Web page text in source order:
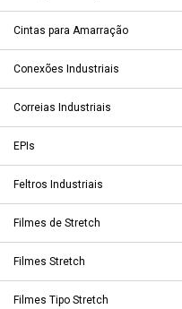
Cintas para Amarração
Conexões Industriais
Correias Industriais
EPIs
Feltros Industriais
Filmes de Stretch
Filmes Stretch
Filmes Tipo Stretch